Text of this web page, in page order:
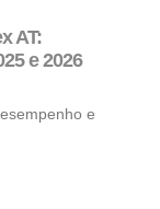
AT:
e 2026
e